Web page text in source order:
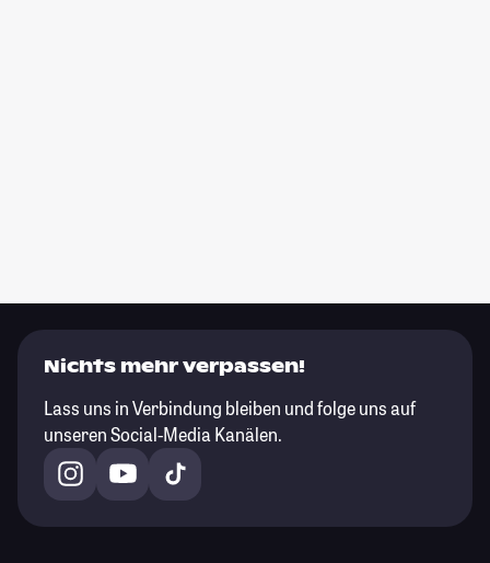
Nichts mehr verpassen!
Lass uns in Verbindung bleiben und folge uns auf
unseren Social-Media Kanälen.